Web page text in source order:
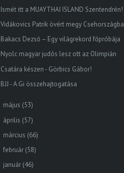
Ismét itt a MUAYTHAI ISLAND Szentendrén!
Vidákovics Patrik övért megy Csehországba
Bakacs Dezső – Egy világrekord főpróbája
Nyolc magyar judós lesz ott az Olimpián
Csatára készen - Görbics Gábor!
BJJ - A Gi összehajtogatása
május (53)
április (57)
március (66)
február (58)
január (46)